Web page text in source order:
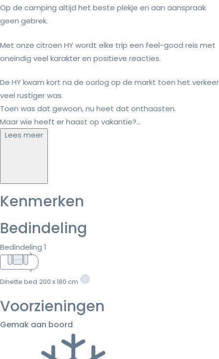
Op de camping altijd het beste plekje en aan aanspraak
geen gebrek.
Met onze citroen HY wordt elke trip een feel-good reis met
oneindig veel karakter en positieve reacties.
De HY kwam kort na de oorlog op de markt toen het verkeer
veel rustiger was.
Toen was dat gewoon, nu heet dat onthaasten.
Maar wie heeft er haast op vakantie?...
Lees meer
Kenmerken
Bedindeling
Bedindeling 1
Dinette bed 200 x 180 cm
Voorzieningen
Gemak aan boord